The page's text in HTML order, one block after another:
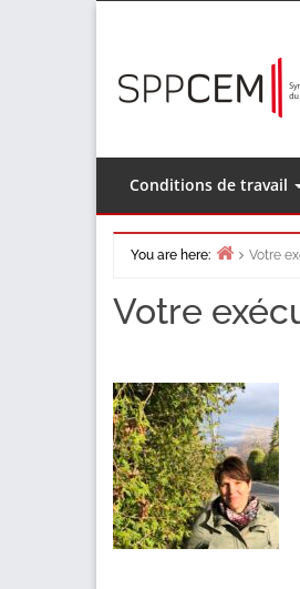
Conditions de travail
You are here:
Votre
Votre